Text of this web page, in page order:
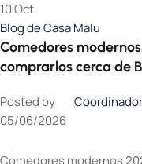
10Oct
Blog de Casa Malu
Comedores
comprarlos cerca de
Posted by
05/06/2026
Comedores modernos